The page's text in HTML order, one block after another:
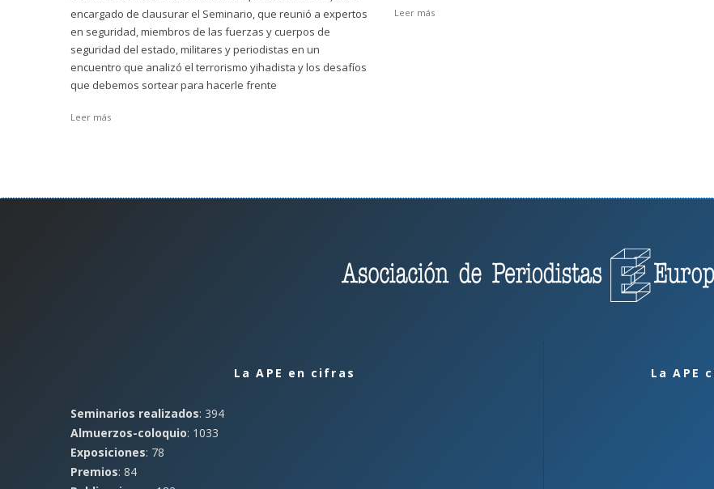
encargado de clausurar el Seminario, que reunió a expertos
en seguridad, miembros de las fuerzas y cuerpos de
seguridad del estado, militares y periodistas en un
encuentro que analizó el terrorismo yihadista y los desafíos
que debemos sortear para hacerle frente
Leer más
Leer más
La APE en cifras
Seminarios realizados: 394
Almuerzos-coloquio: 1033
Exposiciones: 78
Premios: 84
La APE